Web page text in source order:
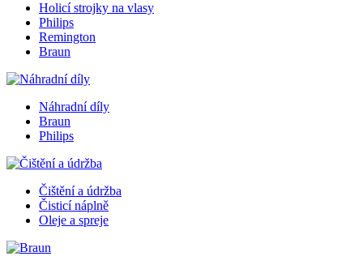
Holicí strojky na vlasy
Philips
Remington
Braun
Náhradní díly
Braun
Philips
Čištění a údržba
Čisticí náplně
Oleje a spreje